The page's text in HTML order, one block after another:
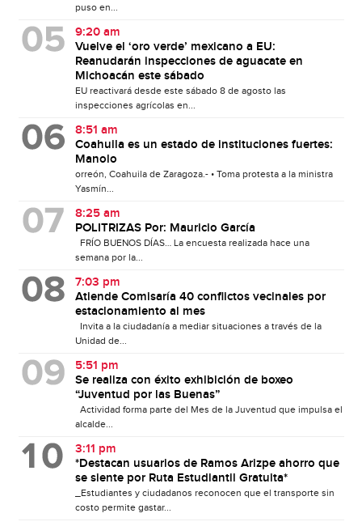
puso en...
9:20 am
Vuelve el ‘oro verde’ mexicano a EU:
Reanudarán inspecciones de aguacate en
Michoacán este sábado
EU reactivará desde este sábado 8 de agosto las
inspecciones agrícolas en...
8:51 am
Coahuila es un estado de instituciones fuertes:
Manolo
orreón, Coahuila de Zaragoza.- • Toma protesta a la ministra
Yasmín...
8:25 am
POLITRIZAS Por: Mauricio García
FRÍO BUENOS DÍAS… La encuesta realizada hace una
semana por la...
7:03 pm
Atiende Comisaría 40 conflictos vecinales por
estacionamiento al mes
Invita a la ciudadanía a mediar situaciones a través de la
Unidad de...
5:51 pm
Se realiza con éxito exhibición de boxeo
“Juventud por las Buenas”
Actividad forma parte del Mes de la Juventud que impulsa el
alcalde...
3:11 pm
*Destacan usuarios de Ramos Arizpe ahorro que
se siente por Ruta Estudiantil Gratuita*
_Estudiantes y ciudadanos reconocen que el transporte sin
costo permite gastar...